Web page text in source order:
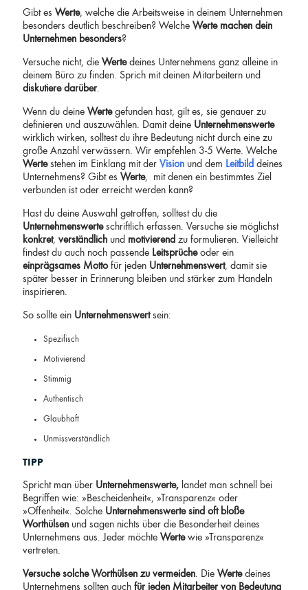
Gibt es Werte, welche die Arbeitsweise in deinem Unternehmen
besonders deutlich beschreiben? Welche Werte machen dein
Unternehmen besonders?
Versuche nicht, die Wertedeines Unternehmens ganz alleine in
deinem Büro zu finden. Sprich mit deinen Mitarbeitern und
diskutiere darüber.
Wenn du deine Wertegefunden hast, gilt es, sie genauer zu
definieren und auszuwählen. Damit deine Unternehmenswerte
wirklich wirken, solltest du ihre Bedeutung nicht durch eine zu
große Anzahl verwässern. Wir empfehlen 3-5 Werte. Welche
Wertestehen im Einklang mit der Vision und dem Leitbild deines
Unternehmens? Gibt es Werte, mit denen ein bestimmtes Ziel
verbunden ist oder erreicht werden kann?
Hast du deine Auswahl getroffen, solltest du die
Unternehmenswerteschriftlich erfassen. Versuche sie möglichst
konkret, verständlich und motivierend zu formulieren. Vielleicht
findest du auch noch passende Leitsprücheoder ein
einprägsames Mottofür jeden Unternehmenswert, damit sie
später besser in Erinnerung bleiben und stärker zum Handeln
inspirieren.
So sollte ein Unternehmenswertsein:
Spezifisch
Motivierend
Stimmig
Authentisch
Glaubhaft
Unmissverständlich
TIPP
Spricht man über Unternehmenswerte, landet man schnell bei
Begriffen wie: »Bescheidenheit«, »Transparenz« oder
»Offenheit«. Solche Unternehmenswerte sind oft bloße
Worthülsen und sagen nichts über die Besonderheit deines
Unternehmens aus. Jeder möchte Wertewie »Transparenz«
vertreten.
Versuche solche Worthülsen zu vermeiden. Die Wertedeines
Unternehmens sollten auch für jeden Mitarbeiter von Bedeutung